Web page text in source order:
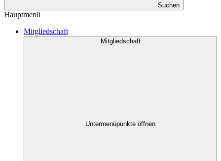
Suchen
Hauptmenü
Mitgliedschaft
Mitgliedschaft
Untermenüpunkte öffnen